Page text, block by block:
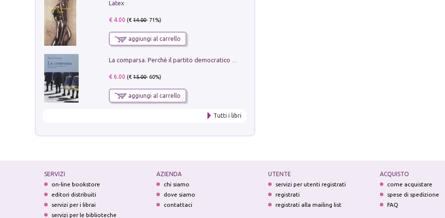
Latex
€ 4.00 (€14.00- 71%)
aggiungi al carrello
€ 6.00 (€15.00- 60%)
aggiungi al carrello
Tutti i libri
SERVIZI
on-line bookstore
editori distribuiti
servizi per i librai
servizi per le biblioteche
AZIENDA
chi siamo
dove siamo
contattaci
UTENTE
servizi per utenti registrati
registrati
registrati alla mailing list
ACQUISTO
come acquistare
spese di spedizione
FAQ